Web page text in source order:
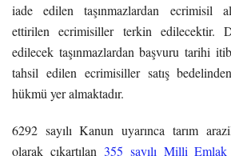
iade edilen taşınmazlardan ecrimisil
ettirilen ecrimisiller terkin edilecektir.
edilecek taşınmazlardan başvuru tarihi
tahsil edilen ecrimisiller satış
hükmü yer almaktadır.
6292 sayılı Kanun uyarınca tarım
olarak çıkartılan 355 sayılı Milli